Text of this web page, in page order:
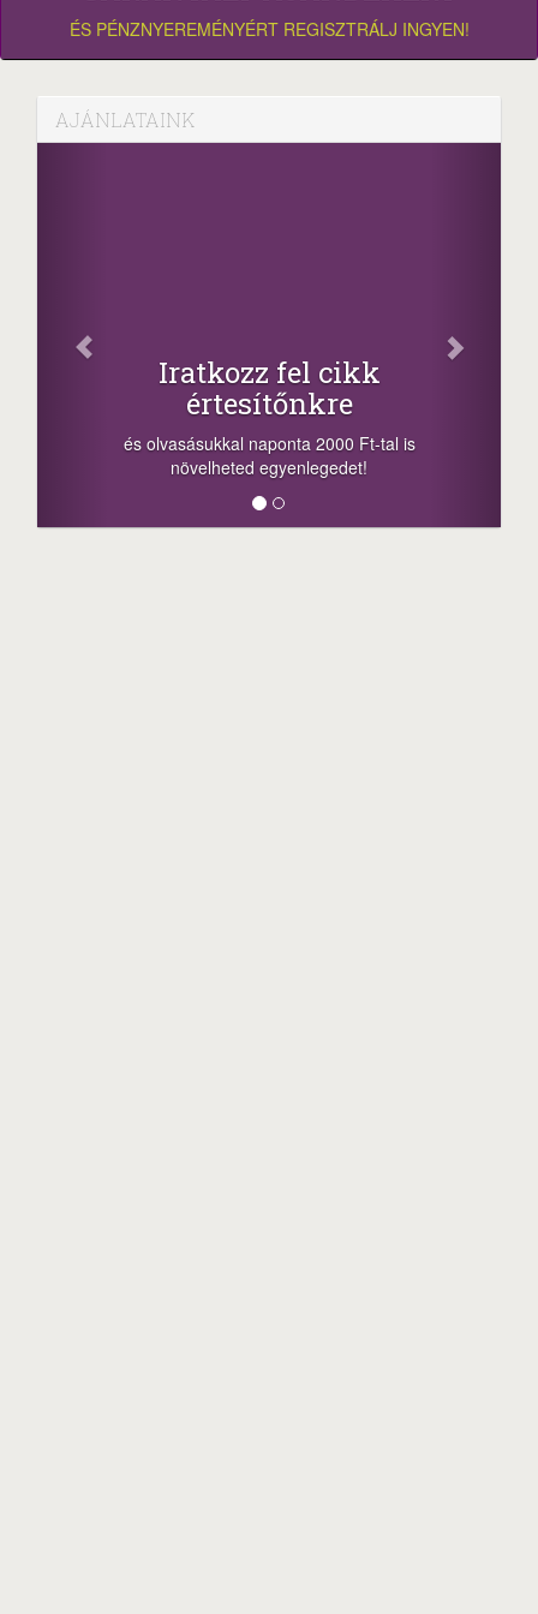
ÉS PÉNZNYEREMÉNYÉRT REGISZTRÁLJ INGYEN!
AJÁNLATAINK
+1.000.000 Ft...
-nyeremény növelés jár a szerencsésnek
megosztási lehetőséget. Lájkolj is minket!